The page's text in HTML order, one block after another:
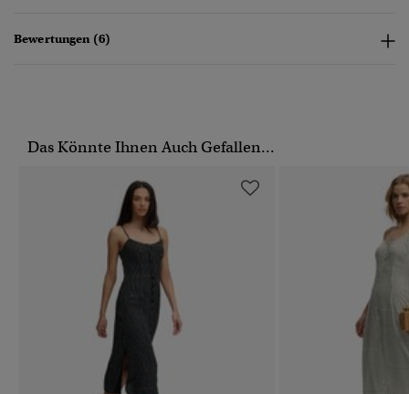
Bewertungen (6)
Das Könnte Ihnen Auch Gefallen...